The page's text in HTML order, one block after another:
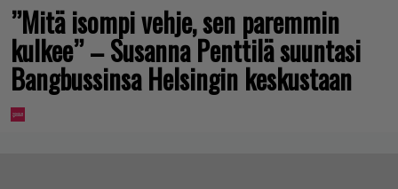
”Mitä isompi vehje, sen paremmin
kulkee” – Susanna Penttilä suuntasi
Bangbussinsa Helsingin keskustaan